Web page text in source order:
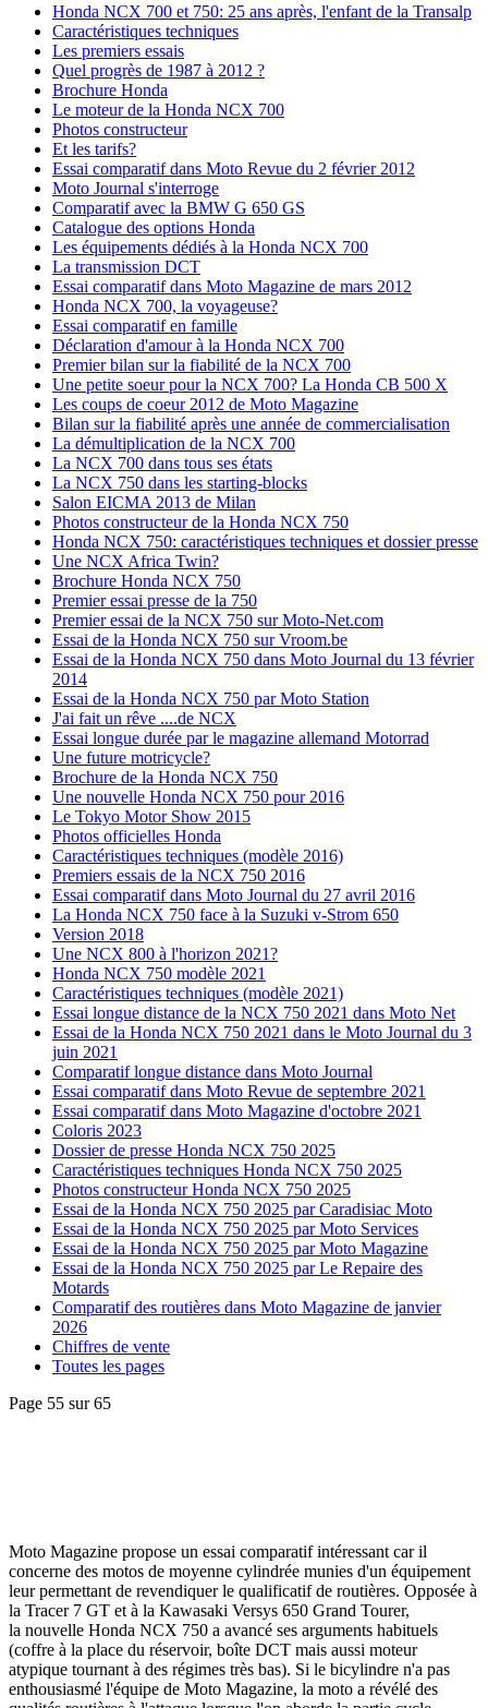
Honda NCX 700 et 750: 25 ans après, l'enfant de la Transalp
Caractéristiques techniques
Les premiers essais
Quel progrès de 1987 à 2012 ?
Brochure Honda
Le moteur de la Honda NCX 700
Photos constructeur
Et les tarifs?
Essai comparatif dans Moto Revue du 2 février 2012
Moto Journal s'interroge
Comparatif avec la BMW G 650 GS
Catalogue des options Honda
Les équipements dédiés à la Honda NCX 700
La transmission DCT
Essai comparatif dans Moto Magazine de mars 2012
Honda NCX 700, la voyageuse?
Essai comparatif en famille
Déclaration d'amour à la Honda NCX 700
Premier bilan sur la fiabilité de la NCX 700
Une petite soeur pour la NCX 700? La Honda CB 500 X
Les coups de coeur 2012 de Moto Magazine
Bilan sur la fiabilité après une année de commercialisation
La démultiplication de la NCX 700
La NCX 700 dans tous ses états
La NCX 750 dans les starting-blocks
Salon EICMA 2013 de Milan
Photos constructeur de la Honda NCX 750
Honda NCX 750: caractéristiques techniques et dossier presse
Une NCX Africa Twin?
Brochure Honda NCX 750
Premier essai presse de la 750
Premier essai de la NCX 750 sur Moto-Net.com
Essai de la Honda NCX 750 sur Vroom.be
Essai de la Honda NCX 750 dans Moto Journal du 13 février
2014
Essai de la Honda NCX 750 par Moto Station
J'ai fait un rêve ....de NCX
Essai longue durée par le magazine allemand Motorrad
Une future motricycle?
Brochure de la Honda NCX 750
Une nouvelle Honda NCX 750 pour 2016
Le Tokyo Motor Show 2015
Photos officielles Honda
Caractéristiques techniques (modèle 2016)
Premiers essais de la NCX 750 2016
Essai comparatif dans Moto Journal du 27 avril 2016
La Honda NCX 750 face à la Suzuki v-Strom 650
Version 2018
Une NCX 800 à l'horizon 2021?
Honda NCX 750 modèle 2021
Caractéristiques techniques (modèle 2021)
Essai longue distance de la NCX 750 2021 dans Moto Net
Essai de la Honda NCX 750 2021 dans le Moto Journal du 3
juin 2021
Comparatif longue distance dans Moto Journal
Essai comparatif dans Moto Revue de septembre 2021
Essai comparatif dans Moto Magazine d'octobre 2021
Coloris 2023
Dossier de presse Honda NCX 750 2025
Caractéristiques techniques Honda NCX 750 2025
Photos constructeur Honda NCX 750 2025
Essai de la Honda NCX 750 2025 par Caradisiac Moto
Essai de la Honda NCX 750 2025 par Moto Services
Essai de la Honda NCX 750 2025 par Moto Magazine
Essai de la Honda NCX 750 2025 par Le Repaire des
Motards
Comparatif des routières dans Moto Magazine de janvier
2026
Chiffres de vente
Toutes les pages
Page 55 sur 65
Moto Magazine propose un essai comparatif intéressant car il
concerne des motos de moyenne cylindrée munies d'un équipement
leur permettant de revendiquer le qualificatif de routières. Opposée à
la Tracer 7 GT et à la Kawasaki Versys 650 Grand Tourer,
la nouvelle Honda NCX 750 a avancé ses arguments habituels
(coffre à la place du réservoir, boîte DCT mais aussi moteur
atypique tournant à des régimes très bas). Si le bicylindre n'a pas
enthousiasmé l'équipe de Moto Magazine, la moto a révélé des